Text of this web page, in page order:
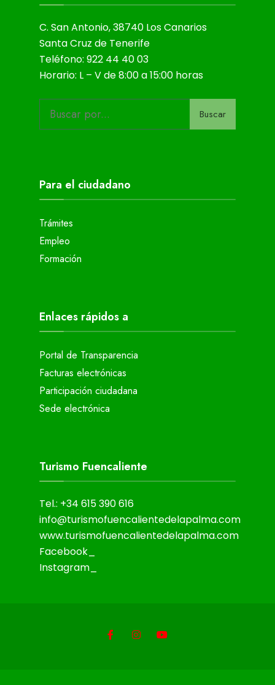
C. San Antonio, 38740 Los Canarios
Santa Cruz de Tenerife
Teléfono: 922 44 40 03
Horario: L – V de 8:00 a 15:00 horas
Buscar
Para el ciudadano
Trámites
Empleo
Formación
Enlaces rápidos a
Portal de Transparencia
Facturas electrónicas
Participación ciudadana
Sede electrónica
Turismo Fuencaliente
Tel.: +34 615 390 616
info@turismofuencalientedelapalma.com
www.turismofuencalientedelapalma.com
Facebook_
Instagram_